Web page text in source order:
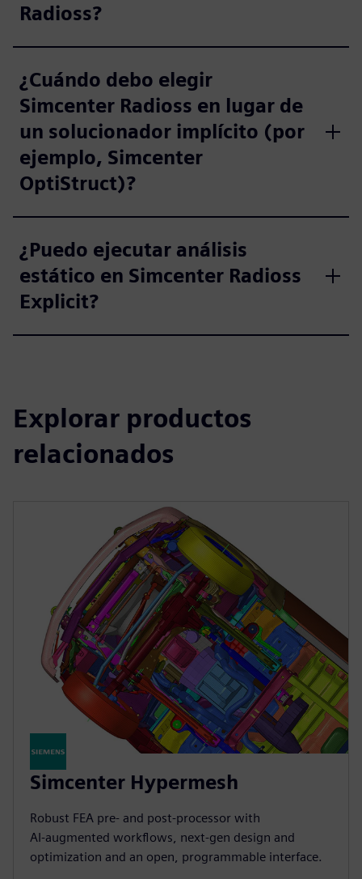
Radioss?
¿Cuándo debo elegir
Simcenter Radioss en lugar de
un solucionador implícito (por
ejemplo, Simcenter
OptiStruct)?
¿Puedo ejecutar análisis
estático en Simcenter Radioss
Explicit?
Explorar productos
relacionados
Simcenter Hypermesh
Robust FEA pre‑ and post‑processor with
AI‑augmented workflows, next‑gen design and
optimization and an open, programmable interface.